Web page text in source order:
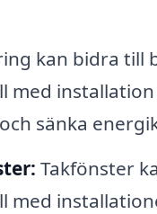
kan bidra
med
sänka
Takfönster
med